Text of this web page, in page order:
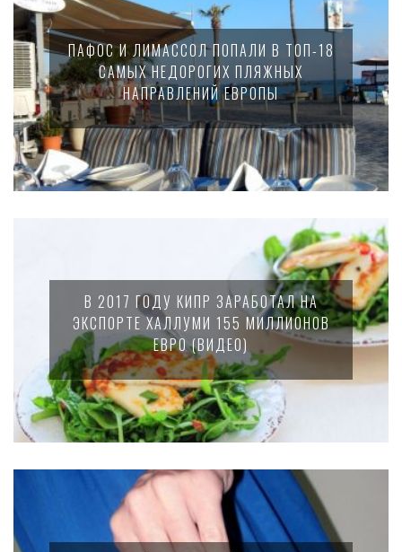
ПАФОС И ЛИМАССОЛ ПОПАЛИ В ТОП-18
САМЫХ НЕДОРОГИХ ПЛЯЖНЫХ
НАПРАВЛЕНИЙ ЕВРОПЫ
В 2017 ГОДУ КИПР ЗАРАБОТАЛ НА
ЭКСПОРТЕ ХАЛЛУМИ 155 МИЛЛИОНОВ
ЕВРО (ВИДЕО)